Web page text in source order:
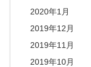
2020年1月
2019年12月
2019年11月
2019年10月